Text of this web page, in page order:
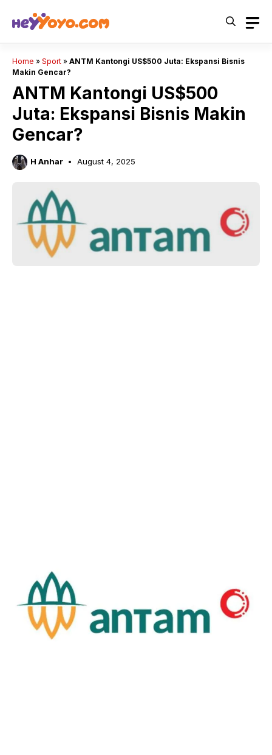
Home » Sport » ANTM Kantongi US$500 Juta: Ekspansi Bisnis
Makin Gencar?
ANTM Kantongi US$500
Juta: Ekspansi Bisnis Makin
Gencar?
H Anhar August 4, 2025